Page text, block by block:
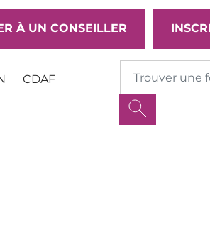
À UN CONSEILLER
CDAF